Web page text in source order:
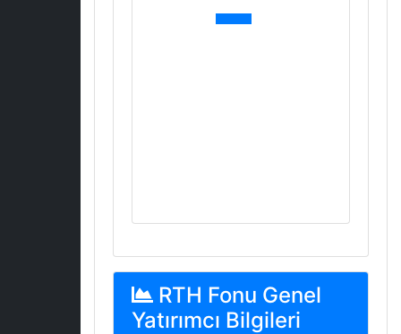
RTH Fonu Genel
Yatırımcı Bilgileri